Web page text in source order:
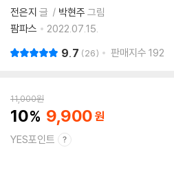
전은지 글 박현주 그림
팜파스
2022.07.15.
9.7 26 판매지수 192
11,000원
10 9,900
YES포인트